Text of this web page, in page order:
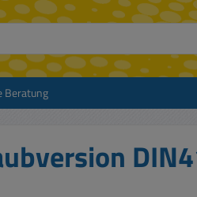
Beratung